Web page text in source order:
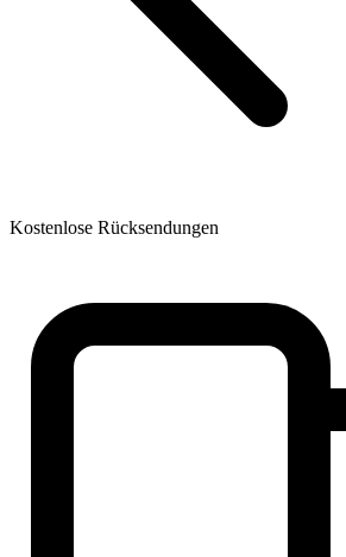
Kostenlose Rücksendungen